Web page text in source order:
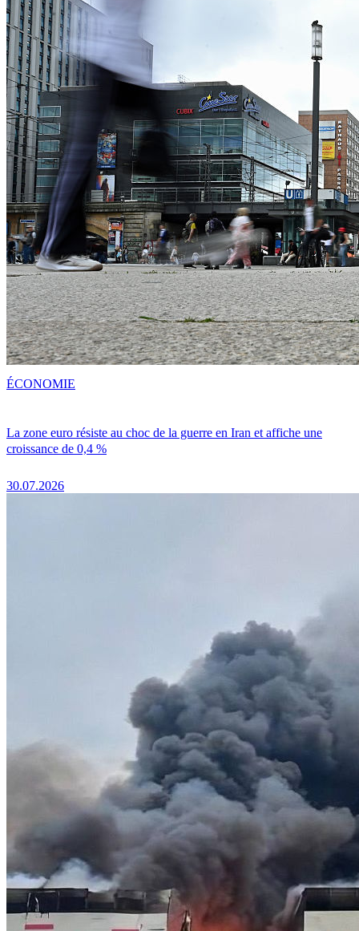
La zone euro résiste au choc de la guerre en Iran et affiche une
croissance de 0,4 %
30.07.2026
ÉCONOMIE